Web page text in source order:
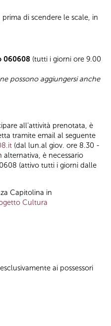
di scendere le scale, in
060608 (tutti i giorni ore 9.00
possono aggiungersi anche
all’attività prenotata, è
tramite email al seguente
(dal lun.al giov. ore 8.30 -
alternativa, è necessario
(attivo tutti i giorni dalle
Capitolina in
Cultura
ai possessori